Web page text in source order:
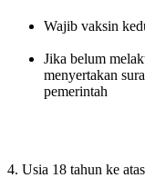
Wajib vaksin
Jika belum
menyertakan
pemerintah
4. Usia 18 tahun ke atas